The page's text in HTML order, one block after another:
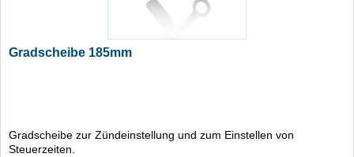
Gradscheibe 185mm
Gradscheibe zur Zündeinstellung und zum Einstellen von
Steuerzeiten.